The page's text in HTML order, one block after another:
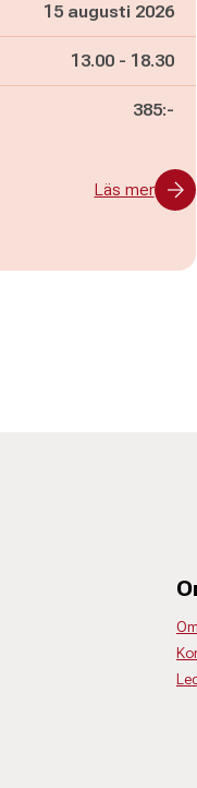
15 augusti 2026
Pågår mellan
13.00 - och
18.30
385:-
Läs mer